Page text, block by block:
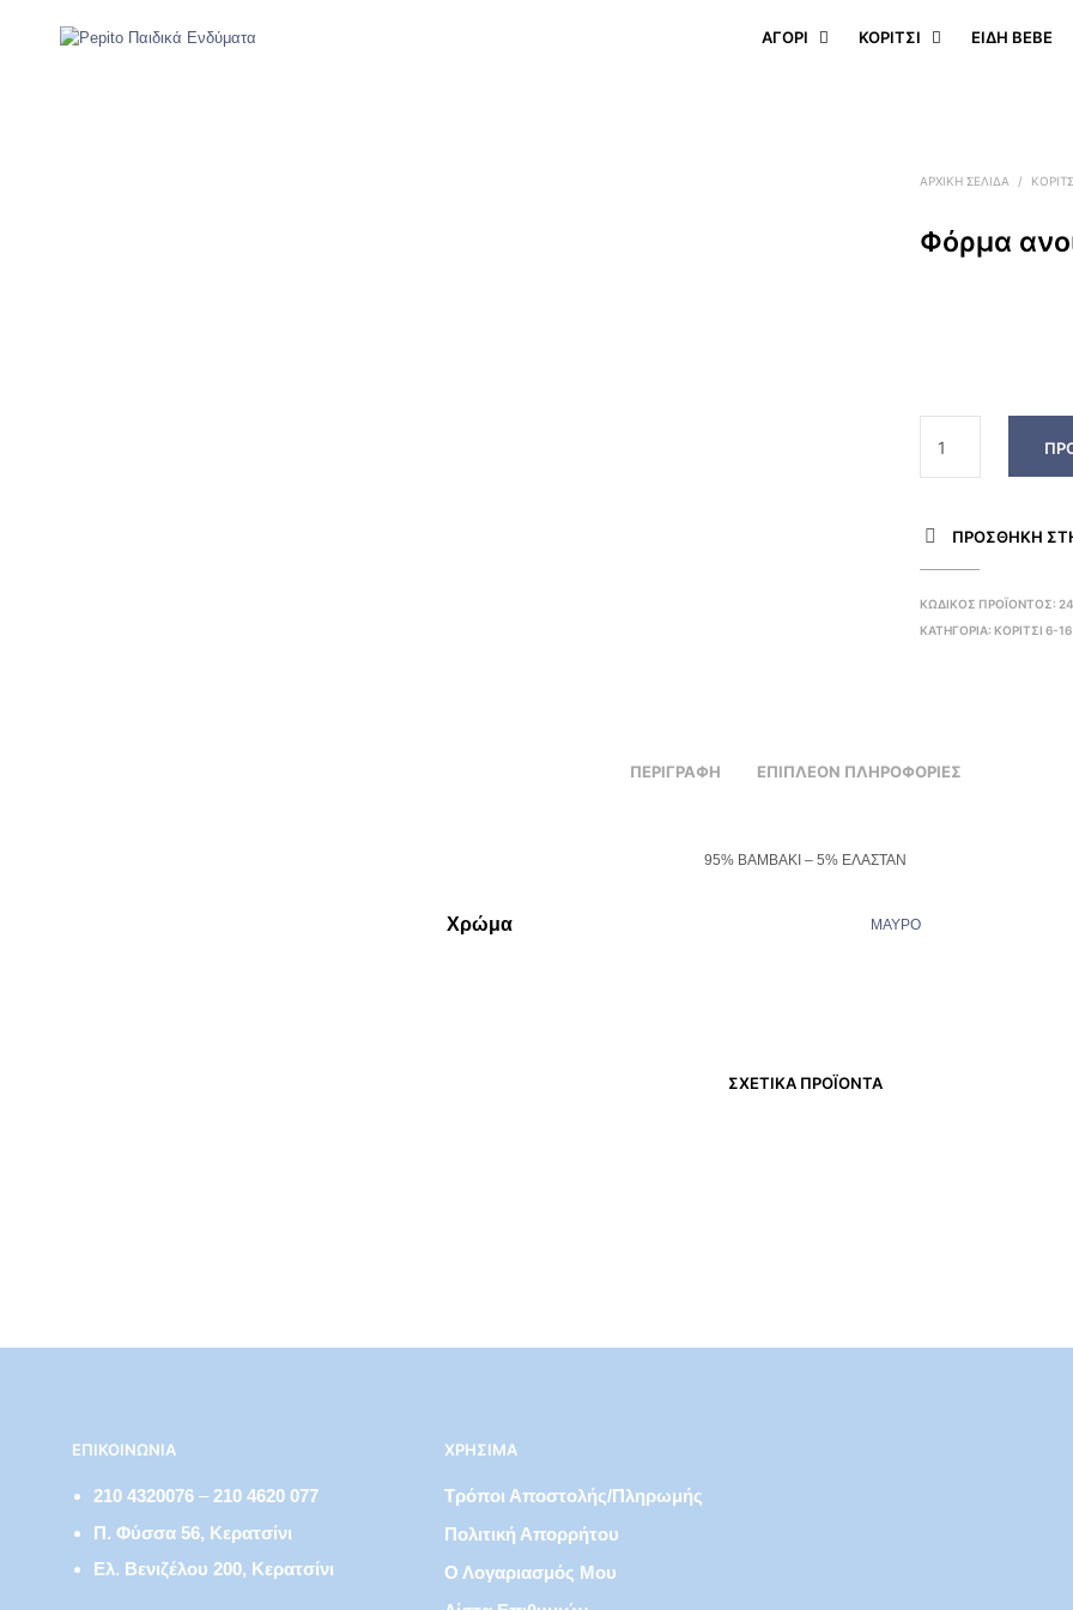
ΑΓΟΡΙ ΚΟΡΙΤΣΙ ΕΊΔΗ BEBE
ΑΡΧΙΚΉ ΣΕΛΊΔΑ /
Φόρμα
ΠΡΌΣΘΉΚΗ
ΚΩΔΙΚΌΣ ΠΡΟΪΌΝΤΟΣ:
ΚΑΤΗΓΟΡΊΑ:ΚΟΡΙΤΣΙ 6-
ΠΕΡΙΓΡΑΦΉ ΕΠΙΠΛΈΟΝ ΠΛΗΡΟΦΟΡΊΕΣ
95% ΒΑΜΒΑΚΙ – 5% ΕΛΑΣΤΑΝ
Χρώμα ΜΑΥΡΟ
ΣΧΕΤΙΚΆ ΠΡΟΪΌΝΤΑ
ΕΠΙΚΟΙΝΩΝΊΑ
210 4320076– 210 4620 077
Π. Φύσσα 56, Κερατσίνι
Ελ. Βενιζέλου 200, Κερατσίνι
ΧΡΉΣΙΜΑ
Τρόποι Αποστολής/πληρωμής
Πολιτική Απορρήτου
Ο Λογαριασμός Μου